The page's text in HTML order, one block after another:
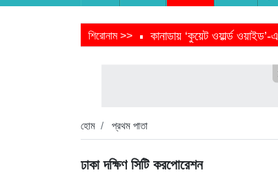
শিরোনাম >> কানাডায় ‘কুয়েট ওয়ার্ল্ড
বাংলাদেশে এসে মার্কিন দূতের
হোম প্রথম পাতা
ঢাকা দক্ষিণ সিটি করপোরেশন